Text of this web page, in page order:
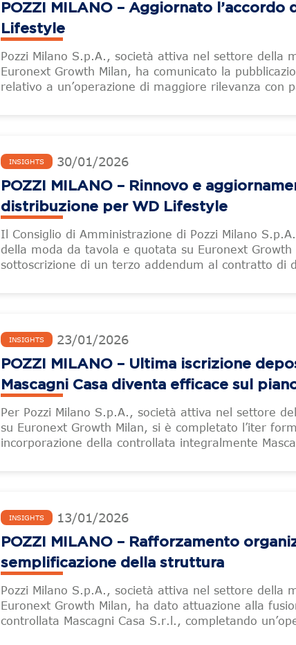
POZZI MILANO – Aggiornato
Lifestyle
Pozzi Milano S.p.A., società attiva nel settore della
Euronext Growth Milan, ha comunicato la
relativo a un’operazione di maggiore rilevanza con
INSIGHTS 30/01/2026
POZZI MILANO – Rinnovo e
distribuzione per WD Lifestyle
Il Consiglio di Amministrazione di Pozzi Milano
della moda da tavola e quotata su Euronext
sottoscrizione di un terzo addendum al contratto di
INSIGHTS 23/01/2026
POZZI MILANO – Ultima iscrizione
Mascagni Casa diventa efficace sul
Per Pozzi Milano S.p.A., società attiva nel settore
su Euronext Growth Milan, si è completato l’iter
incorporazione della controllata integralmente
INSIGHTS 13/01/2026
POZZI MILANO – Rafforzamento
semplificazione della struttura
Pozzi Milano S.p.A., società attiva nel settore della
Euronext Growth Milan, ha dato attuazione alla
controllata Mascagni Casa S.r.l., completando